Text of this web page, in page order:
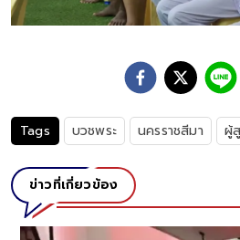
Tags บวชพระ นครราชสีมา ผู้
ข่าวที่เกี่ยวข้อง